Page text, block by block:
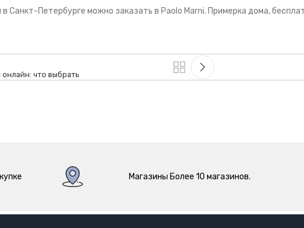
Санкт-Петербурге можно заказать в Paolo Marni. Примерка дома,
что выбрать
Магазины Более 10 магазинов.